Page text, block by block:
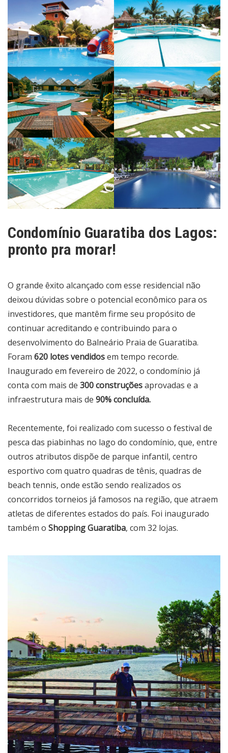
Condomínio Guaratiba dos Lagos:
pronto pra morar!
O grande êxito alcançado com esse residencial não
deixou dúvidas sobre o potencial econômico para os
investidores, que mantêm firme seu propósito de
continuar acreditando e contribuindo para o
desenvolvimento do Balneário Praia de Guaratiba.
Foram 620 lotes vendidosem tempo recorde.
Inaugurado em fevereiro de 2022, o condomínio já
conta com mais de 300 construçõesaprovadas e a
infraestrutura mais de 90% concluída.
Recentemente, foi realizado com sucesso o festival de
pesca das piabinhas no lago do condomínio, que, entre
outros atributos dispõe de parque infantil, centro
esportivo com quatro quadras de tênis, quadras de
beach tennis, onde estão sendo realizados os
concorridos torneios já famosos na região, que atraem
atletas de diferentes estados do país. Foi inaugurado
também o Shopping Guaratiba, com 32 lojas.